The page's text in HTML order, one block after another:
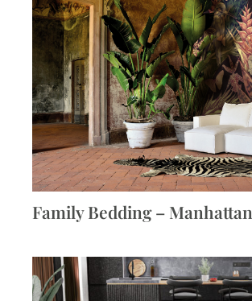
Family Bedding – Manhattan